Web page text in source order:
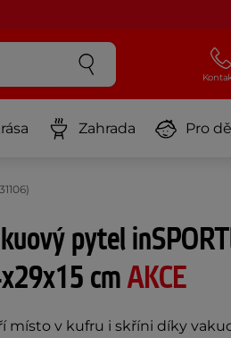
Zahrada Pro
pytel
cmAKCE
místo v kufru i skříni díky